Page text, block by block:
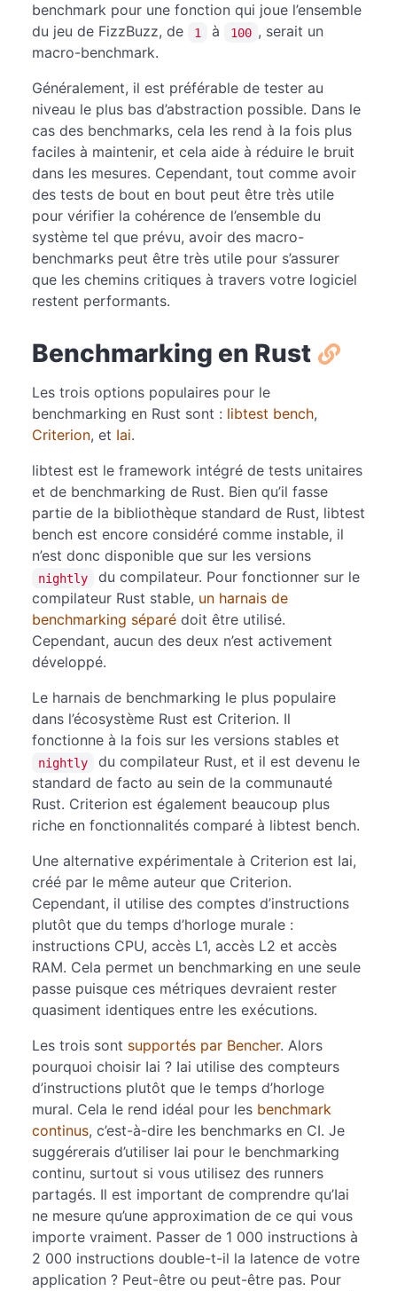
benchmark pour une fonction qui joue l’ensemble
du jeu de FizzBuzz, de
1 à 100 , serait un
macro-benchmark.
Généralement, il est préférable de tester au
niveau le plus bas d’abstraction possible. Dans le
cas des benchmarks, cela les rend à la fois plus
faciles à maintenir, et cela aide à réduire le bruit
dans les mesures. Cependant, tout comme avoir
des tests de bout en bout peut être très utile
pour vérifier la cohérence de l’ensemble du
système tel que prévu, avoir des macro-
benchmarks peut être très utile pour s’assurer
que les chemins critiques à travers votre logiciel
restent performants.
Benchmarking en Rust
Les trois options populaires pour le
benchmarking en Rust sont : libtest bench,
Criterion, et Iai.
libtest est le framework intégré de tests unitaires
et de benchmarking de Rust. Bien qu’il fasse
partie de la bibliothèque standard de Rust, libtest
bench est encore considéré comme instable, il
n’est donc disponible que sur les versions
nightly
du compilateur. Pour fonctionner sur le
compilateur Rust stable, un harnais de
benchmarking séparé doit être utilisé.
Cependant, aucun des deux n’est activement
développé.
Le harnais de benchmarking le plus populaire
dans l’écosystème Rust est Criterion. Il
fonctionne à la fois sur les versions stables et
nightly
du compilateur Rust, et il est devenu le
standard de facto au sein de la communauté
Rust. Criterion est également beaucoup plus
riche en fonctionnalités comparé à libtest bench.
Une alternative expérimentale à Criterion est Iai,
créé par le même auteur que Criterion.
Cependant, il utilise des comptes d’instructions
plutôt que du temps d’horloge murale :
instructions CPU, accès L1, accès L2 et accès
RAM. Cela permet un benchmarking en une seule
passe puisque ces métriques devraient rester
quasiment identiques entre les exécutions.
Les trois sont supportés par Bencher. Alors
pourquoi choisir Iai ? Iai utilise des compteurs
d’instructions plutôt que le temps d’horloge
mural. Cela le rend idéal pour les benchmark
continus, c’est-à-dire les benchmarks en CI. Je
suggérerais d’utiliser Iai pour le benchmarking
continu, surtout si vous utilisez des runners
partagés. Il est important de comprendre qu’Iai
ne mesure qu’une approximation de ce qui vous
importe vraiment. Passer de 1 000 instructions à
2 000 instructions double-t-il la latence de votre
application ? Peut-être ou peut-être pas. Pour